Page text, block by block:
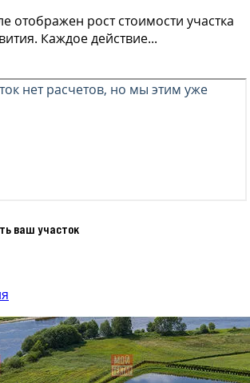
отображен рост стоимости участка
Каждое действие...
ваш участок